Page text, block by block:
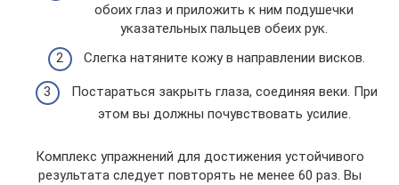
обоих глаз и приложить к ним подушечки
указательных пальцев обеих рук.
Слегка натяните кожу в направлении висков.
Постараться закрыть глаза, соединяя веки. При
этом вы должны почувствовать усилие.
Комплекс упражнений для достижения устойчивого
результата следует повторять не менее 60 раз. Вы